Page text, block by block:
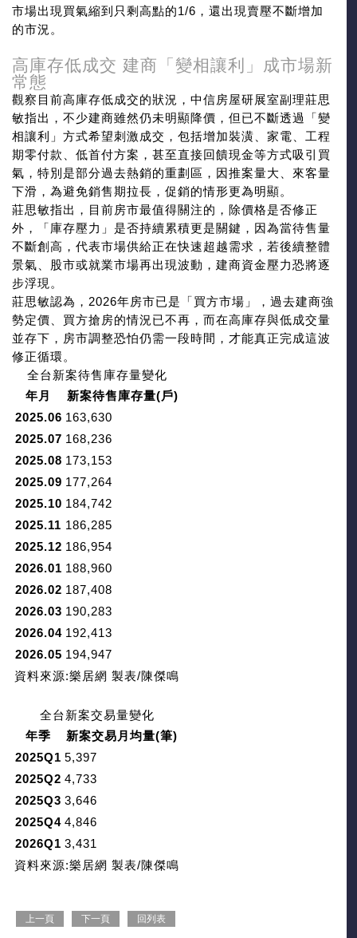
市場出現買氣縮到只剩高點的1/6，還出現賣壓不斷增加
的市況。
高庫存低成交 建商「變相讓利」成市場新
常態
觀察目前高庫存低成交的狀況，中信房屋研展室副理莊思
敏指出，不少建商雖然仍未明顯降價，但已不斷透過「變
相讓利」方式希望刺激成交，包括增加裝潢、家電、工程
期零付款、低首付方案，甚至直接回饋現金等方式吸引買
氣，特別是部分過去熱銷的重劃區，因推案量大、來客量
下滑，為避免銷售期拉長，促銷的情形更為明顯。
莊思敏指出，目前房市最值得關注的，除價格是否修正
外，「庫存壓力」是否持續累積更是關鍵，因為當待售量
不斷創高，代表市場供給正在快速超越需求，若後續整體
景氣、股市或就業市場再出現波動，建商資金壓力恐將逐
步浮現。
莊思敏認為，2026年房市已是「買方市場」，過去建商強
勢定價、買方搶房的情況已不再，而在高庫存與低成交量
並存下，房市調整恐怕仍需一段時間，才能真正完成這波
修正循環。
全台新案待售庫存量變化
年月
新案待售庫存量(戶)
2025.06 163,630
2025.07 168,236
2025.08 173,153
2025.09 177,264
2025.10 184,742
2025.11 186,285
2025.12 186,954
2026.01 188,960
2026.02 187,408
2026.03 190,283
2026.04 192,413
2026.05 194,947
資料來源:樂居網 製表/陳傑鳴
全台新案交易量變化
年季
新案交易月均量(筆)
2025Q1 5,397
2025Q2 4,733
2025Q3 3,646
2025Q4 4,846
2026Q1 3,431
資料來源:樂居網 製表/陳傑鳴
上一頁 下一頁 回列表